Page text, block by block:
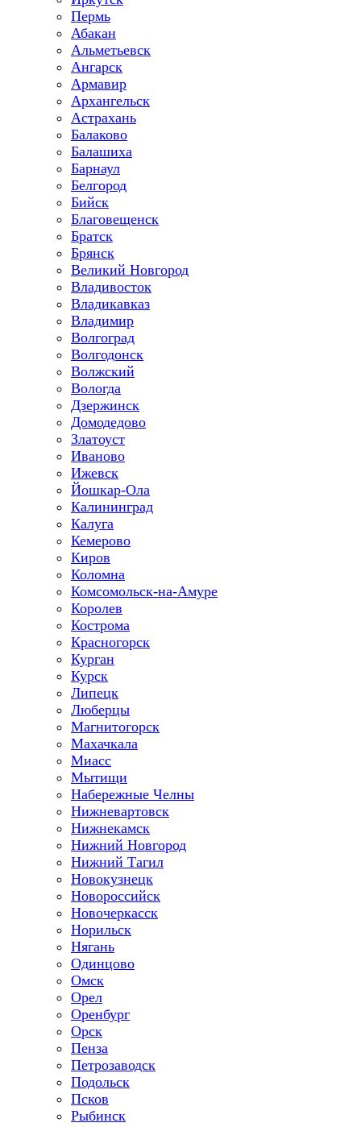
Пермь
Абакан
Альметьевск
Ангарск
Армавир
Архангельск
Астрахань
Балаково
Балашиха
Барнаул
Белгород
Бийск
Благовещенск
Братск
Брянск
Великий Новгород
Владивосток
Владикавказ
Владимир
Волгоград
Волгодонск
Волжский
Вологда
Дзержинск
Домодедово
Златоуст
Иваново
Ижевск
Йошкар-Ола
Калининград
Калуга
Кемерово
Киров
Коломна
Комсомольск-на-Амуре
Королев
Кострома
Красногорск
Курган
Курск
Липецк
Люберцы
Магнитогорск
Махачкала
Миасс
Мытищи
Набережные Челны
Нижневартовск
Нижнекамск
Нижний Новгород
Нижний Тагил
Новокузнецк
Новороссийск
Новочеркасск
Норильск
Нягань
Одинцово
Омск
Орел
Оренбург
Орск
Пенза
Петрозаводск
Подольск
Псков
Рыбинск